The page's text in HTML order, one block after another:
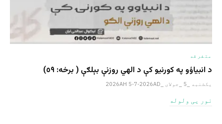
متفرقه
د انبیاؤو په کورنیو کې د الهي روزنې بېلګې ( برخه: ٥٩)
یکشنبه _5 _جولای _2026AH 5-7-2026AD
نور یی ولوله